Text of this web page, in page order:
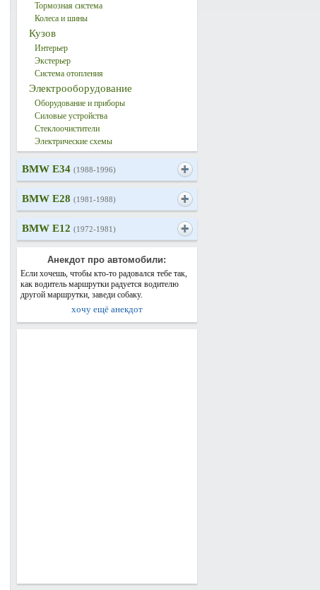
Тормозная система
Колеса и шины
Кузов
Интерьер
Экстерьер
Система отопления
Электрооборудование
Оборудование и приборы
Силовые устройства
Стеклоочистители
Электрические схемы
BMW E34 (1988-1996)
BMW E28 (1981-1988)
BMW E12 (1972-1981)
Анекдот про автомобили:
Если хочешь, чтобы кто-то радовался тебе так,
как водитель маршрутки радуется водителю
другой маршрутки, заведи собаку.
хочу ещё анекдот